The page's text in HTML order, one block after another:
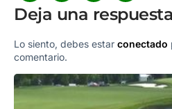
Deja una respuesta
Lo siento, debes estar conectado
comentario.